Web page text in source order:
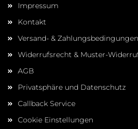
Impressum
Kontakt
Versand- & Zahlungsbedingungen
Widerrufsrecht & Muster-
AGB
Privatsphäre und Datenschutz
Callback Service
Cookie Einstellungen